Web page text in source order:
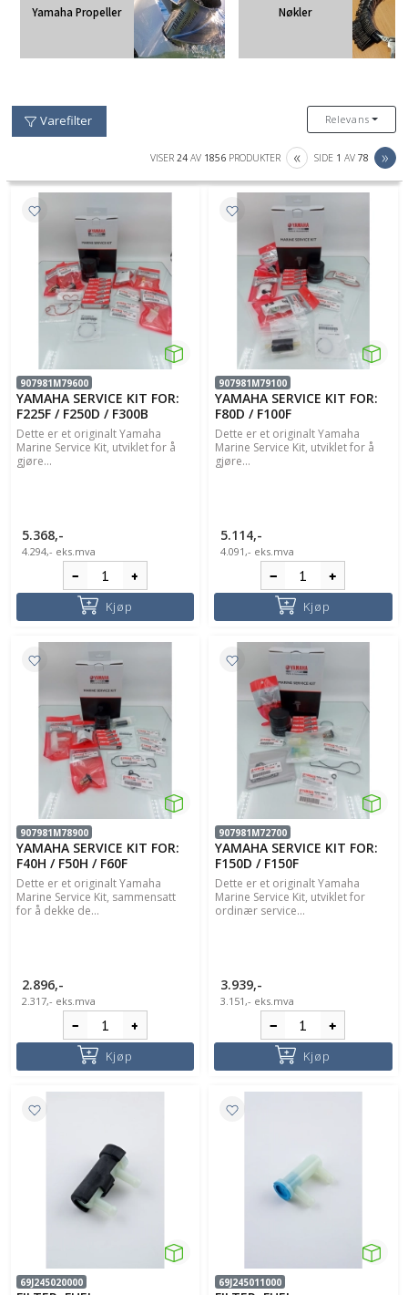
Yamaha Propeller Nøkler
Varefilter Relevans
VISER 24AV 1856PRODUKTER «PREVIOUS
SIDE 1 AV 78 »
907981M79600
YAMAHA SERVICE KIT FOR:
F225F / F250D / F300B
Dette er et originalt Yamaha
Marine Service Kit, utviklet for å
gjøre...
5.368,-
4.294,- eks.mva
Kjøp
907981M79100
YAMAHA SERVICE KIT FOR:
F80D / F100F
Dette er et originalt Yamaha
Marine Service Kit, utviklet for å
gjøre...
5.114,-
4.091,- eks.mva
Kjøp
907981M78900
YAMAHA SERVICE KIT FOR:
F40H / F50H / F60F
Dette er et originalt Yamaha
Marine Service Kit, sammensatt
for å dekke de...
2.896,-
2.317,- eks.mva
Kjøp
907981M72700
YAMAHA SERVICE KIT FOR:
F150D / F150F
Dette er et originalt Yamaha
Marine Service Kit, utviklet for
ordinær service...
3.939,-
3.151,- eks.mva
Kjøp
69J245020000 69J245011000